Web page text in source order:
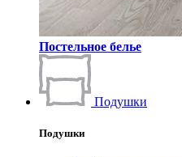
Постельное белье
Подушки
Подушки